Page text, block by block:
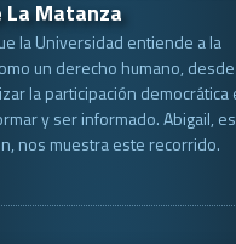
La Matanza
la Universidad entiende a la
un derecho humano,
la participación democrática
y ser informado. Abigail,
nos muestra este recorrido.